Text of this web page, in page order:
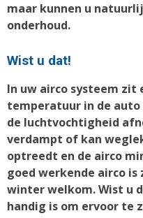
maar kunnen u
onderhoud.
Wist u dat!
In uw airco systeem zit
temperatuur in de
de luchtvochtigheid
verdampt of kan
optreedt en de airco
goed werkende airco is
winter welkom. Wist u
handig is om ervoor te